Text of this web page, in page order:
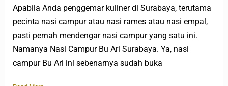
Apabila Anda penggemar kuliner di Surabaya, terutama
pecinta nasi campur atau nasi rames atau nasi empal,
pasti pernah mendengar nasi campur yang satu ini.
Namanya Nasi Campur Bu Ari Surabaya. Ya, nasi
campur Bu Ari ini sebenarnya sudah buka